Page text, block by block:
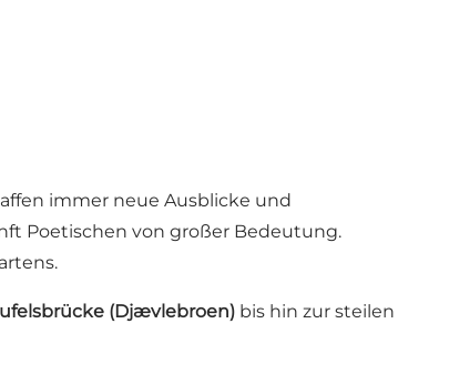
immer neue Ausblicke und
Poetischen von großer Bedeutung.
(Djævlebroen) bis hin zur steilen